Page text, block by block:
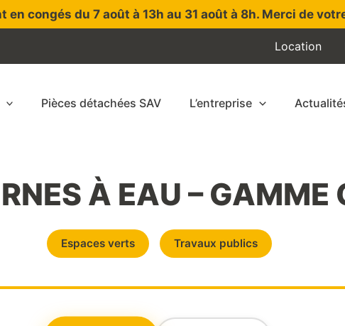
en congés du 7 août à 13h au 31 août à 8h. Merci de
Location
Pièces détachées SAV L’entreprise
À EAU – GAMME
Espaces verts Travaux publics